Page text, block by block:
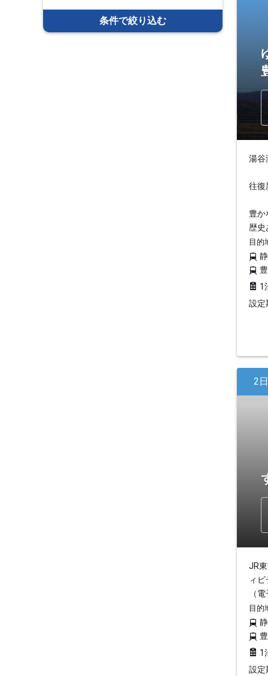
条件で絞り込む
湯谷
往復
豊か
歴史
目的
1
設
2
JR
ィ
（
目的
1
設